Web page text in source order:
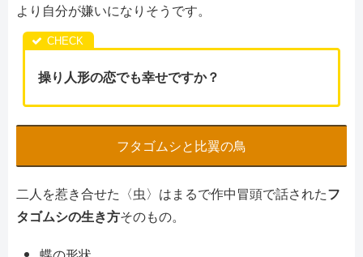
より自分が嫌いになりそうです。
操り人形の恋でも幸せですか？
フタゴムシと比翼の鳥
二人を惹き合せた〈虫〉はまるで作中冒頭で話されたフ
タゴムシの生き方そのもの。